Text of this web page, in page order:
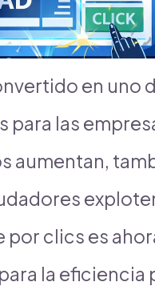
en uno
las
aumentan,
clics es
la eficiencia